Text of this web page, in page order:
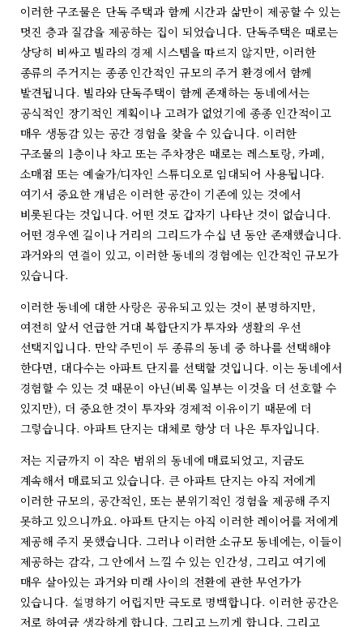
이러한 구조물은 단독 주택과 함께 시간과 삶만이 제공할 수 있는
멋진 층과 질감을 제공하는 집이 되었습니다. 단독주택은 때로는
상당히 비싸고 빌라의 경제 시스템을 따르지 않지만, 이러한
종류의 주거지는 종종 인간적인 규모의 주거 환경에서 함께
발견됩니다. 빌라와 단독주택이 함께 존재하는 동네에서는
공식적인 장기적인 계획이나 고려가 없었기에 종종 인간적이고
매우 생동감 있는 공간 경험을 찾을 수 있습니다. 이러한
구조물의 1층이나 차고 또는 주차장은 때로는 레스토랑, 카페,
소매점 또는 예술가/디자인 스튜디오로 임대되어 사용됩니다.
여기서 중요한 개념은 이러한 공간이 기존에 있는 것에서
비롯된다는 것입니다. 어떤 것도 갑자기 나타난 것이 없습니다.
어떤 경우엔 길이나 거리의 그리드가 수십 년 동안 존재했습니다.
과거와의 연결이 있고, 이러한 동네의 경험에는 인간적인 규모가
있습니다.
이러한 동네에 대한 사랑은 공유되고 있는 것이 분명하지만,
여전히 앞서 언급한 거대 복합단지가 투자와 생활의 우선
선택지입니다. 만약 주민이 두 종류의 동네 중 하나를 선택해야
한다면, 대다수는 아파트 단지를 선택할 것입니다. 이는 동네에서
경험할 수 있는 것 때문이 아닌(비록 일부는 이것을 더 선호할 수
있지만), 더 중요한 것이 투자와 경제적 이유이기 때문에 더
그렇습니다. 아파트 단지는 대체로 항상 더 나은 투자입니다.
저는 지금까지 이 작은 범위의 동네에 매료되었고, 지금도
계속해서 매료되고 있습니다. 큰 아파트 단지는 아직 저에게
이러한 규모의, 공간적인, 또는 분위기적인 경험을 제공해 주지
못하고 있으니까요. 아파트 단지는 아직 이러한 레이어를 저에게
제공해 주지 못했습니다. 그러나 이러한 소규모 동네에는, 이들이
제공하는 감각, 그 안에서 느낄 수 있는 인간성, 그리고 여기에
매우 살아있는 과거와 미래 사이의 전환에 관한 무언가가
있습니다. 설명하기 어렵지만 극도로 명백합니다. 이러한 공간은
저로 하여금 생각하게 합니다. 그리고 느끼게 합니다. 그리고